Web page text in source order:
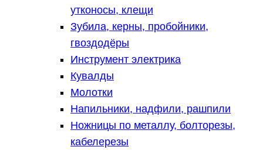
утконосы, клещи
Зубила, керны, пробойники,
гвоздодёры
Инструмент электрика
Кувалды
Молотки
Напильники, надфили, рашпили
Ножницы по металлу, болторезы,
кабелерезы